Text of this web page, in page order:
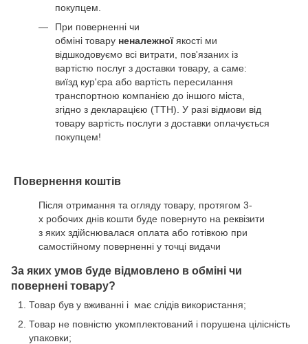
покупцем.
При поверненні чи
обміні товару неналежноїякості ми
відшкодовуємо всі витрати, пов'язаних із
вартістю послуг з доставки товару, а саме:
виїзд кур'єра або вартість пересилання
транспортною компанією до іншого міста,
згідно з декларацією (ТТН). У разі відмови від
товару вартість послуги з доставки оплачується
покупцем!
Повернення коштів
Після отримання та огляду товару, протягом 3-
х робочих днів кошти буде повернуто на реквізити
з яких здійснювалася оплата або готівкою при
самостійному поверненні у точці видачи
За яких умов буде відмовлено в обміні чи
повернені товару?
Товар був у вживанні і має слідів використання;
Товар не повністю укомплектований і порушена цілісність
упаковки;